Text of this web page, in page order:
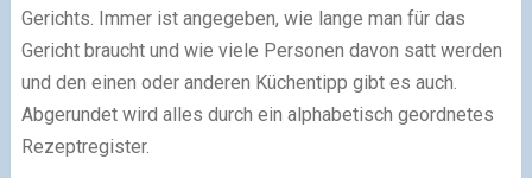
Gerichts. Immer ist angegeben, wie lange man für das
Gericht braucht und wie viele Personen davon satt werden
und den einen oder anderen Küchentipp gibt es auch.
Abgerundet wird alles durch ein alphabetisch geordnetes
Rezeptregister.